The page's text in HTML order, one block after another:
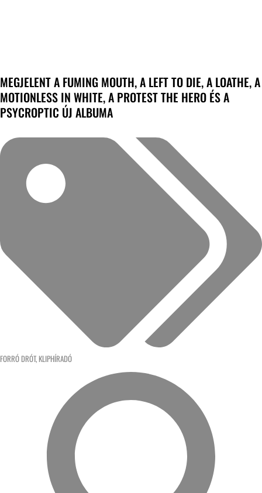
MEGJELENT A FUMING MOUTH, A LEFT TO DIE, A LOATHE, A
MOTIONLESS IN WHITE, A PROTEST THE HERO ÉS A
PSYCROPTIC ÚJ ALBUMA
FORRÓ DRÓT, KLIPHÍRADÓ